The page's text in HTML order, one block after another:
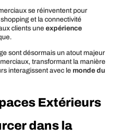
se réinventent pour
et la connectivité
clients une expérience
sont désormais un atout majeur
transformant la manière
interagissent avec le monde du
Extérieurs
dans la